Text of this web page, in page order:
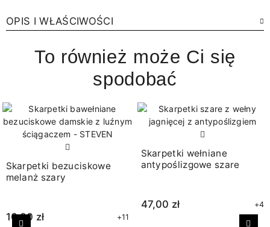
OPIS I WŁAŚCIWOŚCI
To również może Ci się
spodobać
Skarpetki bezuciskowe
melanż szary
16,00 zł +11
Skarpetki wełniane
antypoślizgowe szare
47,00 zł +4